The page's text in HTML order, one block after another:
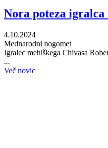
Nora poteza
4.10.2024
Mednarodni nogomet
Igralec mehiškega Chivasa
...
Več novic